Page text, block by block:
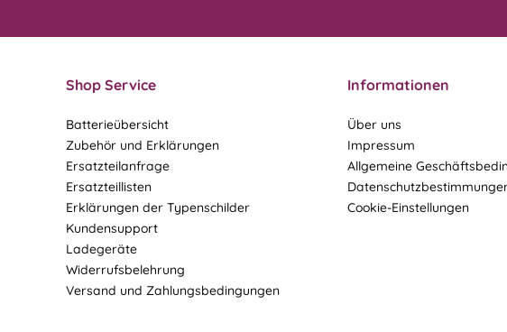
Shop Service
Batterieübersicht
Zubehör und Erklärungen
Ersatzteilanfrage
Ersatzteillisten
Erklärungen der Typenschilder
Kundensupport
Ladegeräte
Widerrufsbelehrung
Versand und Zahlungsbedingungen
Informationen
Über uns
Impressum
Allgemeine
Cookie-Einstellungen